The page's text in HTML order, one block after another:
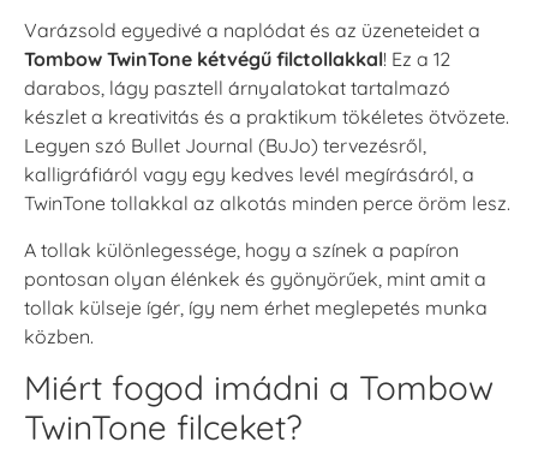
Varázsold egyedivé a naplódat és az üzeneteidet a
Tombow TwinTone kétvégű filctollakkal! Ez a 12
darabos, lágy pasztell árnyalatokat tartalmazó
készlet a kreativitás és a praktikum tökéletes ötvözete.
Legyen szó Bullet Journal (BuJo) tervezésről,
kalligráfiáról vagy egy kedves levél megírásáról, a
TwinTone tollakkal az alkotás minden perce öröm lesz.
A tollak különlegessége, hogy a színek a papíron
pontosan olyan élénkek és gyönyörűek, mint amit a
tollak külseje ígér, így nem érhet meglepetés munka
közben.
Miért fogod imádni a Tombow
TwinTone filceket?